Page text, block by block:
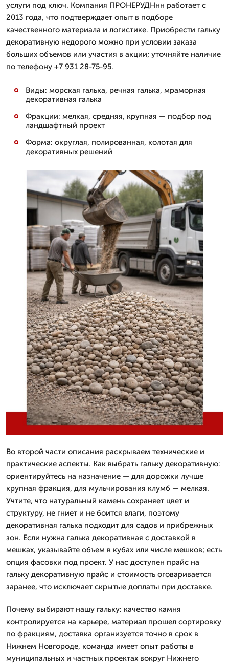
услуги под ключ. Компания ПРОНЕРУДНнн работает с
2013 года, что подтверждает опыт в подборе
качественного материала и логистике. Приобрести гальку
декоративную недорого можно при условии заказа
больших объемов или участия в акции; уточняйте наличие
по телефону +7 931 28-75-95.
Виды: морская галька, речная галька, мраморная
декоративная галька
Фракции: мелкая, средняя, крупная — подбор под
ландшафтный проект
Форма: округлая, полированная, колотая для
декоративных решений
Во второй части описания раскрываем технические и
практические аспекты. Как выбрать гальку декоративную:
ориентируйтесь на назначение — для дорожки лучше
крупная фракция, для мульчирования клумб — мелкая.
Учтите, что натуральный камень сохраняет цвет и
структуру, не гниет и не боится влаги, поэтому
декоративная галька подходит для садов и прибрежных
зон. Если нужна галька декоративная с доставкой в
мешках, указывайте объем в кубах или числе мешков; есть
опция фасовки под проект. У нас доступен прайс на
гальку декоративную прайс и стоимость оговаривается
заранее, что исключает скрытые доплаты при доставке.
Почему выбирают нашу гальку: качество камня
контролируется на карьере, материал прошел сортировку
по фракциям, доставка организуется точно в срок в
Нижнем Новгороде, команда имеет опыт работы в
муниципальных и частных проектах вокруг Нижнего